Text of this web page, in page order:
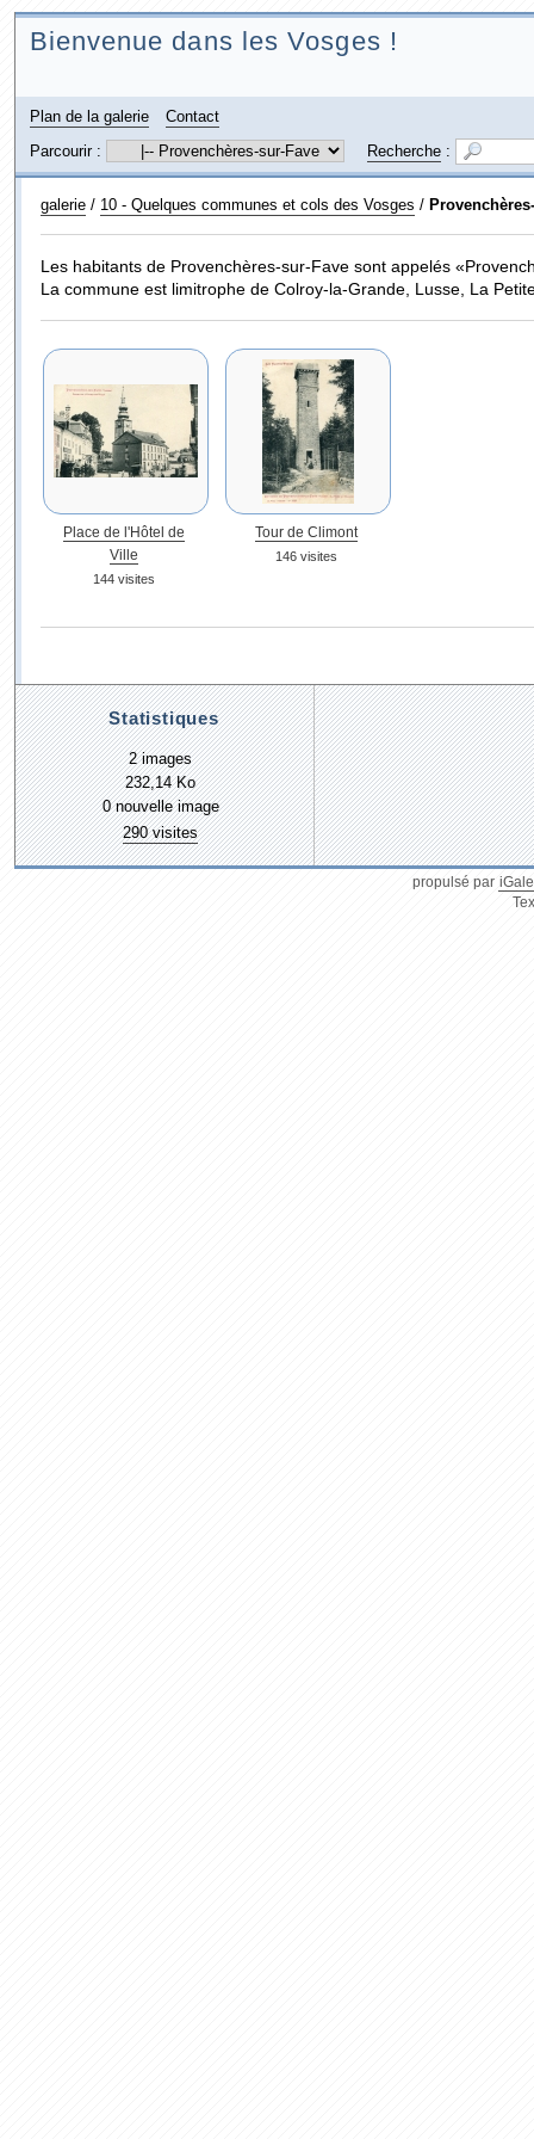
Bienvenue dans les Vosges !
Plan de la galerie
Contact
Parcourir :
Recherche:
galerie/ 10 - Quelques communes et cols des Vosges /
Les habitants de Provenchères-sur-Fave sont appelés
La commune est limitrophe de Colroy-la-Grande, Lusse, La
Place de l'Hôtel de
Ville
144 visites
Tour de Climont
146 visites
Statistiques
2 images
232,14 Ko
0 nouvelle image
290 visites
propulsé par